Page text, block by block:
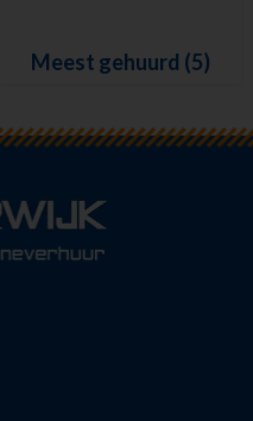
Meest gehuurd (5)